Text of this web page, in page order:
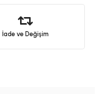
İade ve Değişim